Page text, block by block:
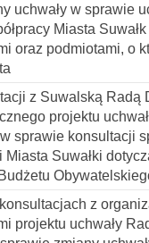
uchwały w sprawie
Miasta
oraz podmiotami, o
z Suwalską Radą
projektu
sprawie konsultacji
Miasta Suwałki
z
projektu uchwały